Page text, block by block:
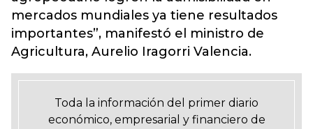
mercados mundiales ya tiene resultados
importantes”, manifestó el ministro de
Agricultura, Aurelio Iragorri Valencia.
Toda la información del primer diario
económico, empresarial y financiero de